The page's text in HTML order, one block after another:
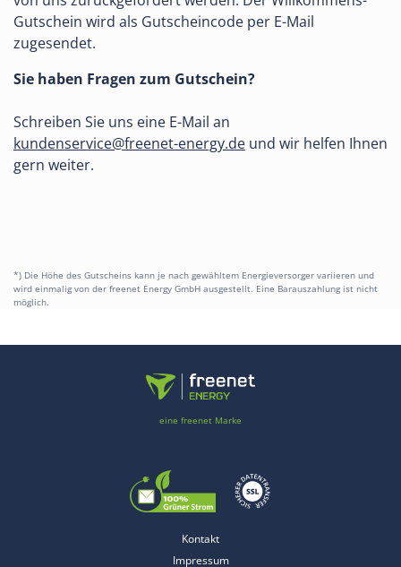
Gutschein wird als Gutscheincode per E-Mail
zugesendet.
Sie haben Fragen zum Gutschein?
Schreiben Sie uns eine E-Mail an
kundenservice@freenet-energy.de und wir helfen Ihnen
gern weiter.
*) Die Höhe des Gutscheins kann je nach gewähltem Energieversorger variieren und
wird einmalig von der freenet Energy GmbH ausgestellt. Eine Barauszahlung ist nicht
möglich.
eine freenet Marke
Kontakt
Impressum